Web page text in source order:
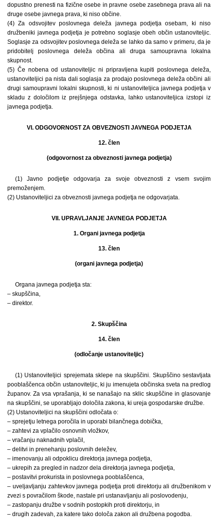
dopustno prenesti na fizične osebe in pravne osebe zasebnega prava ali na
druge osebe javnega prava, ki niso občine.
(4) Za odsvojitev poslovnega deleža javnega podjetja osebam, ki niso
družbeniki javnega podjetja je potrebno soglasje obeh občin ustanoviteljic.
Soglasje za odsvojitev poslovnega deleža se lahko da samo v primeru, da je
pridobitelj poslovnega deleža občina ali druga samoupravna lokalna
skupnost.
(5) Če nobena od ustanoviteljic ni pripravljena kupiti poslovnega deleža,
ustanoviteljici pa nista dali soglasja za prodajo poslovnega deleža občini ali
drugi samoupravni lokalni skupnosti, ki ni ustanoviteljica javnega podjetja v
skladu z določilom iz prejšnjega odstavka, lahko ustanoviteljica izstopi iz
javnega podjetja.
VI. ODGOVORNOST ZA OBVEZNOSTI JAVNEGA PODJETJA
12. člen
(odgovornost za obveznosti javnega podjetja)
(1) Javno podjetje odgovarja za svoje obveznosti z vsem svojim
premoženjem.
(2) Ustanoviteljici za obveznosti javnega podjetja ne odgovarjata.
VII. UPRAVLJANJE JAVNEGA PODJETJA
1. Organi javnega podjetja
13. člen
(organi javnega podjetja)
Organa javnega podjetja sta:
– skupščina,
– direktor.
2. Skupščina
14. člen
(odločanje ustanoviteljic)
(1) Ustanoviteljici sprejemata sklepe na skupščini. Skupščino sestavljata
pooblaščenca občin ustanoviteljic, ki ju imenujeta občinska sveta na predlog
županov. Za vsa vprašanja, ki se nanašajo na sklic skupščine in glasovanje
na skupščini, se uporabljajo določila zakona, ki ureja gospodarske družbe.
(2) Ustanoviteljici na skupščini odločata o:
– sprejetju letnega poročila in uporabi bilančnega dobička,
– zahtevi za vplačilo osnovnih vložkov,
– vračanju naknadnih vplačil,
– delitvi in prenehanju poslovnih deležev,
– imenovanju ali odpoklicu direktorja javnega podjetja,
– ukrepih za pregled in nadzor dela direktorja javnega podjetja,
– postavitvi prokurista in poslovnega pooblaščenca,
– uveljavljanju zahtevkov javnega podjetja proti direktorju ali družbenikom v
zvezi s povračilom škode, nastale pri ustanavljanju ali poslovodenju,
– zastopanju družbe v sodnih postopkih proti direktorju, in
– drugih zadevah, za katere tako določa zakon ali družbena pogodba.